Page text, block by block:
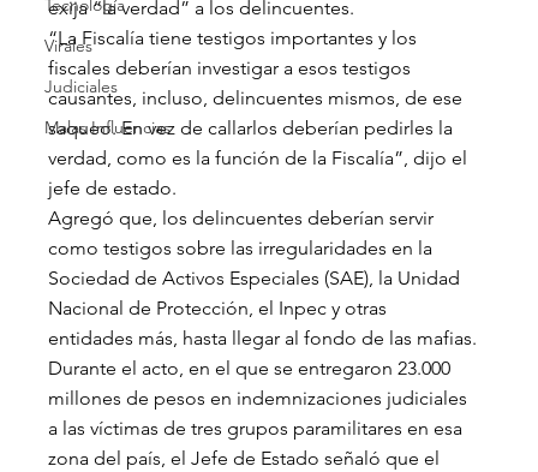
Tecnología
Virales
Judiciales
Malas Influencias
exija “la verdad” a los delincuentes.
“La Fiscalía tiene testigos importantes y los
fiscales deberían investigar a esos testigos
causantes, incluso, delincuentes mismos, de ese
saqueo. En vez de callarlos deberían pedirles la
verdad, como es la función de la Fiscalía”, dijo el
jefe de estado.
Agregó que, los delincuentes deberían servir
como testigos sobre las irregularidades en la
Sociedad de Activos Especiales (SAE), la Unidad
Nacional de Protección, el Inpec y otras
entidades más, hasta llegar al fondo de las mafias.
Durante el acto, en el que se entregaron 23.000
millones de pesos en indemnizaciones judiciales
a las víctimas de tres grupos paramilitares en esa
zona del país, el Jefe de Estado señaló que el